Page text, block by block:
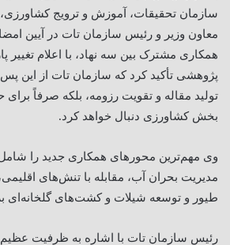
سازمان تحقیقات، آموزش و ترویج
معاون وزیر و رئیس سازمان تات در آیین
همکاری مشترک بین سه نهاد، با اعلام تغییر
پژوهشی تأکید کرد که سازمان تات از این پس
تولید مقاله و تقویت رزومه، بلکه صرفاً
بخش کشاورزی دنبال خواهد کرد.
وی مهم‌ترین محورهای همکاری جدید را شامل
مدیریت بحران آب، مقابله با تنش‌های
طیور و توسعه شیلات و کشت‌های گلخانه‌ای
رئیس سازمان تات با اشاره به ظرفیت